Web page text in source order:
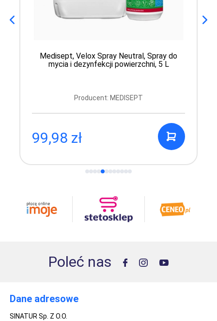
Medisept, Velox Spray Neutral, Spray do
mycia i dezynfekcji powierzchni, 5 L
Producent: MEDISEPT
99,98 zł
Poleć nas
Dane adresowe
SINATUR Sp. Z O.O.